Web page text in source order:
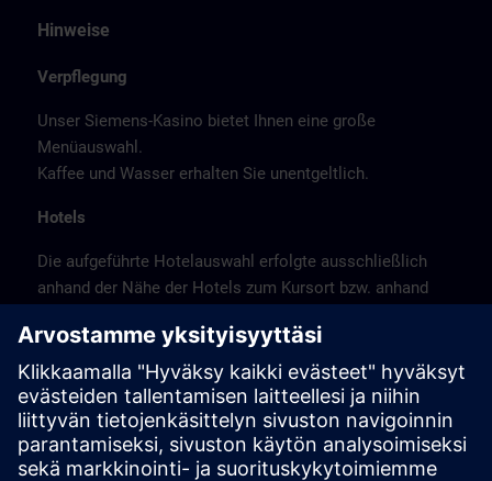
Hinweise
Verpflegung
Unser Siemens-Kasino bietet Ihnen eine große
Menüauswahl.
Kaffee und Wasser erhalten Sie unentgeltlich.
Hotels
Die aufgeführte Hotelauswahl erfolgte ausschließlich
anhand der Nähe der Hotels zum Kursort bzw. anhand
Veranstaltungsort.
Es handelt sich hierbei nicht um Siemens-
Vertragshotels, daher können wir für die Qualität der
Hotels keine Gewähr übernehmen.
Stornierung